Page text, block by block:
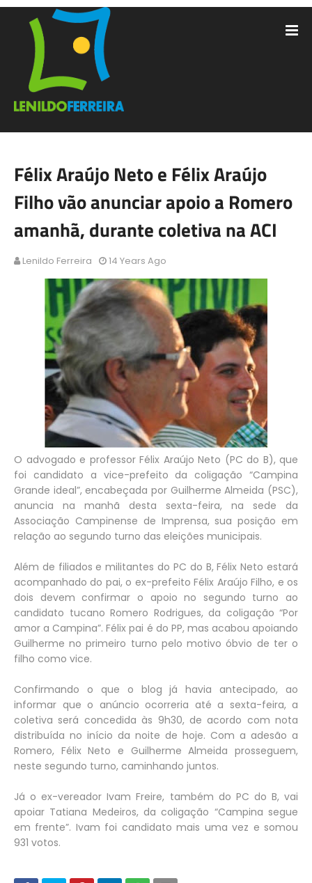
Félix Araújo Neto e Félix Araújo
Filho vão anunciar apoio a Romero
amanhã, durante coletiva na ACI
Lenildo Ferreira 14 Years Ago
O advogado e professor Félix Araújo Neto (PC do B), que
foi candidato a vice-prefeito da coligação “Campina
Grande ideal”, encabeçada por Guilherme Almeida (PSC),
anuncia na manhã desta sexta-feira, na sede da
Associação Campinense de Imprensa, sua posição em
relação ao segundo turno das eleições municipais.
Além de filiados e militantes do PC do B, Félix Neto estará
acompanhado do pai, o ex-prefeito Félix Araújo Filho, e os
dois devem confirmar o apoio no segundo turno ao
candidato tucano Romero Rodrigues, da coligação “Por
amor a Campina”. Félix pai é do PP, mas acabou apoiando
Guilherme no primeiro turno pelo motivo óbvio de ter o
filho como vice.
Confirmando o que o blog já havia antecipado, ao
informar que o anúncio ocorreria até a sexta-feira, a
coletiva será concedida às 9h30, de acordo com nota
distribuída no início da noite de hoje. Com a adesão a
Romero, Félix Neto e Guilherme Almeida prosseguem,
neste segundo turno, caminhando juntos.
Já o ex-vereador Ivam Freire, também do PC do B, vai
apoiar Tatiana Medeiros, da coligação “Campina segue
em frente”. Ivam foi candidato mais uma vez e somou
931 votos.